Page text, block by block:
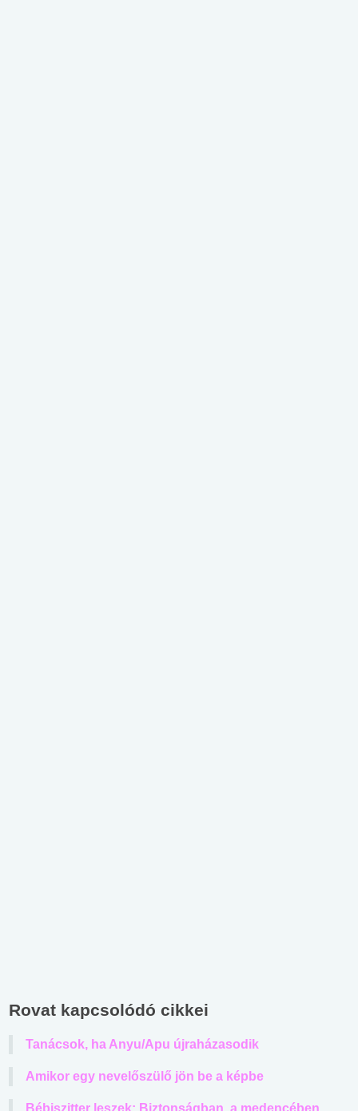
Rovat kapcsolódó cikkei
Tanácsok, ha Anyu/Apu újraházasodik
Amikor egy nevelőszülő jön be a képbe
Bébiszitter leszek: Biztonságban, a medencében